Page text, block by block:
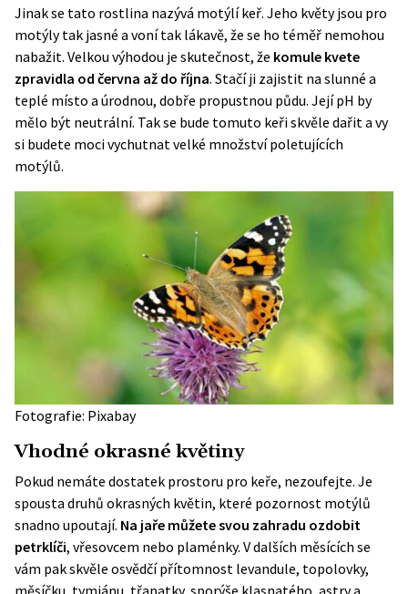
Jinak se tato rostlina nazývá motýlí keř. Jeho květy jsou pro
motýly tak jasné a voní tak lákavě, že se ho téměř nemohou
nabažit. Velkou výhodou je skutečnost, že komule kvete
zpravidla od června až do října. Stačí ji zajistit na slunné a
teplé místo a úrodnou, dobře propustnou půdu. Její pH by
mělo být neutrální. Tak se bude tomuto keři skvěle dařit a vy
si budete moci vychutnat velké množství poletujících
motýlů.
Fotografie: Pixabay
Vhodné okrasné květiny
Pokud nemáte dostatek prostoru pro keře, nezoufejte. Je
spousta druhů okrasných květin, které pozornost motýlů
snadno upoutají. Na jaře můžete svou zahradu ozdobit
petrklíči, vřesovcem nebo plaménky. V dalších měsících se
vám pak skvěle osvědčí přítomnost levandule, topolovky,
měsíčku, tymiánu, třapatky, sporýše klasnatého, astry a